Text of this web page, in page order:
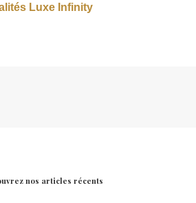
Luxe Infinity
nos articles récents